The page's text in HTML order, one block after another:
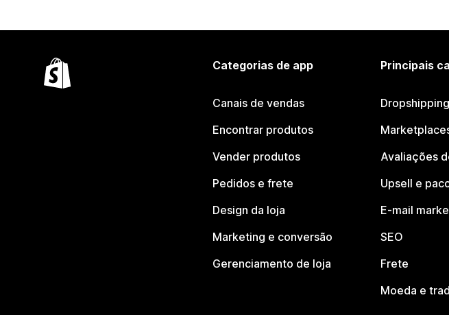
Categorias de app
Canais de vendas
Encontrar produtos
Vender produtos
Pedidos e frete
Design da loja
Marketing e conversão
Gerenciamento de loja
Principais
Dropshipping
Avaliações
Upsell e
E-mail
SEO
Frete
Moeda e